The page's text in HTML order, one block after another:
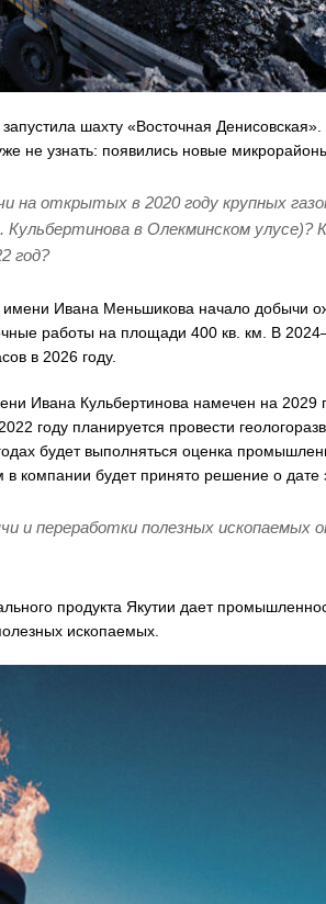
шахту «Восточная
не узнать: появились новые
на открытых в 2020 году крупных
в Олекминском улусе)?
год?
Ивана Меньшикова начало добычи
работы на площади 400 кв. км. В
в 2026 году.
Ивана Кульбертинова намечен на
году планируется провести
будет выполняться оценка
компании будет принято решение о дате
и переработки полезных ископаемых
продукта Якутии дает
ископаемых.